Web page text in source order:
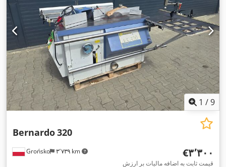
1 /9
Grońsko ۳٬۷۳۹ km
Bernardo320
‎€۳٬۳۰۰
قیمت ثابت به اضافه مالیات بر ارزش